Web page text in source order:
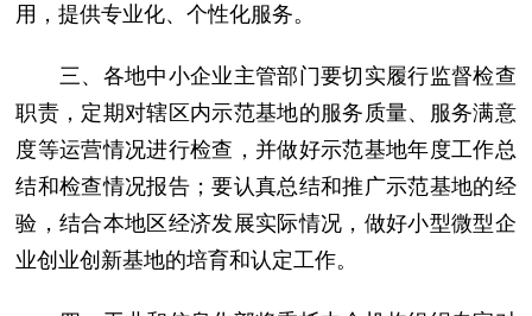
用，提供专业化、个性化服务。
三、各地中小企业主管部门要切实履行监督检查
职责，定期对辖区内示范基地的服务质量、服务满意
度等运营情况进行检查，并做好示范基地年度工作总
结和检查情况报告；要认真总结和推广示范基地的经
验，结合本地区经济发展实际情况，做好小型微型企
业创业创新基地的培育和认定工作。